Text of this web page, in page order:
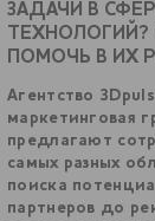
ЗАДАЧИ В
ПОМОЧЬ В ИХ
Агентство
маркетинговая
предлагают
самых разных
поиска
партнеров до